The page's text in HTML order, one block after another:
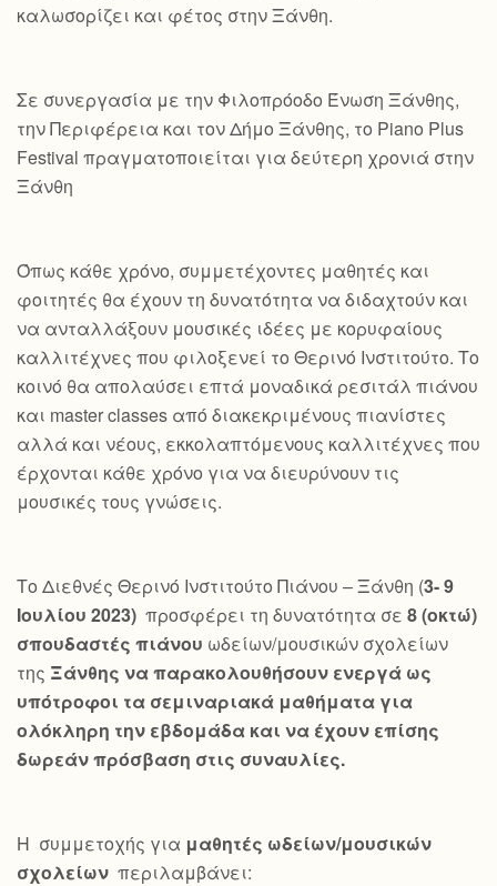
καλωσορίζει και φέτος στην Ξάνθη.
Σε συνεργασία με την Φιλοπρόοδο Ένωση Ξάνθης,
την Περιφέρεια και τον Δήμο Ξάνθης, το Piano Plus
Festival πραγματοποιείται για δεύτερη χρονιά στην
Ξάνθη
Όπως κάθε χρόνο, συμμετέχοντες μαθητές και
φοιτητές θα έχουν τη δυνατότητα να διδαχτούν και
να ανταλλάξουν μουσικές ιδέες με κορυφαίους
καλλιτέχνες που φιλοξενεί το Θερινό Ινστιτούτο. Το
κοινό θα απολαύσει επτά μοναδικά ρεσιτάλ πιάνου
και master classes από διακεκριμένους πιανίστες
αλλά και νέους, εκκολαπτόμενους καλλιτέχνες που
έρχονται κάθε χρόνο για να διευρύνουν τις
μουσικές τους γνώσεις.
Το Διεθνές Θερινό Ινστιτούτο Πιάνου – Ξάνθη (3- 9
Ιουλίου 2023) προσφέρει τη δυνατότητα σε 8 (οκτώ)
σπουδαστές πιάνου ωδείων/μουσικών σχολείων
της Ξάνθης να παρακολουθήσουν ενεργά ως
υπότροφοι τα σεμιναριακά μαθήματα για
ολόκληρη την εβδομάδα και να έχουν επίσης
δωρεάν πρόσβαση στις συναυλίες.
Η συμμετοχής για μαθητές ωδείων/μουσικών
σχολείων περιλαμβάνει: